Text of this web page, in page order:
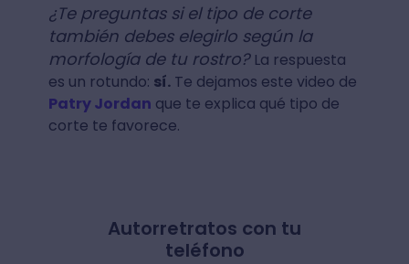
¿Te preguntas si el tipo de corte
también debes elegirlo según la
morfología de tu rostro? La respuesta
es un rotundo: sí.Te dejamos este video de
Patry Jordan que te explica qué tipo de
corte te favorece.
Autorretratos con tu
teléfono